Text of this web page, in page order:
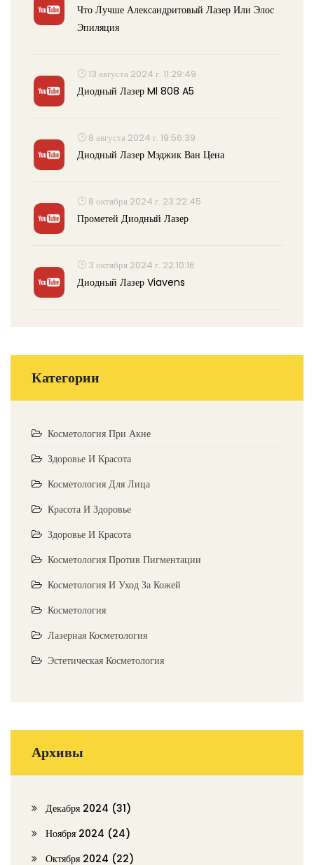
Что Лучше Александритовый Лазер Или Элос
Эпиляция
13 августа 2024 г. 11:29:49
Диодный Лазер Ml 808 A5
8 августа 2024 г. 19:56:39
Диодный Лазер Мэджик Ван Цена
8 октября 2024 г. 23:22:45
Прометей Диодный Лазер
3 октября 2024 г. 22:10:16
Диодный Лазер Viavens
Категории
Косметология При Акне
Здоровье И Красота
Косметология Для Лица
Красота И Здоровье
Здоровье И Красота
Косметология Против Пигментации
Косметология И Уход За Кожей
Косметология
Лазерная Косметология
Эстетическая Косметология
Архивы
Декабря 2024 (31)
Ноября 2024 (24)
Октября 2024 (22)